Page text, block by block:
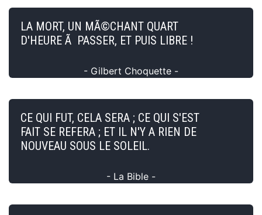
LA MORT, UN MÃ©CHANT QUART
D'HEURE Ã PASSER, ET PUIS LIBRE !
- Gilbert Choquette -
CE QUI FUT, CELA SERA ; CE QUI S'EST
FAIT SE REFERA ; ET IL N'Y A RIEN DE
NOUVEAU SOUS LE SOLEIL.
- La Bible -